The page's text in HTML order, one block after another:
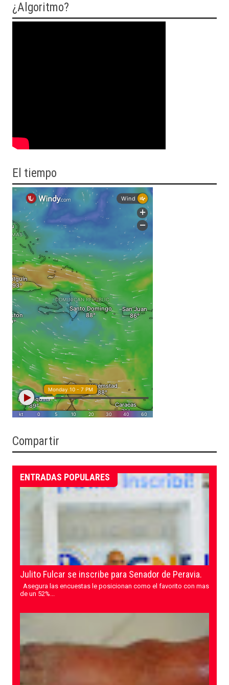
¿Algoritmo?
El tiempo
Compartir
ENTRADAS POPULARES
Julito Fulcar se inscribe para Senador de Peravia.
Asegura las encuestas le posicionan como el favorito con mas
de un 52%...